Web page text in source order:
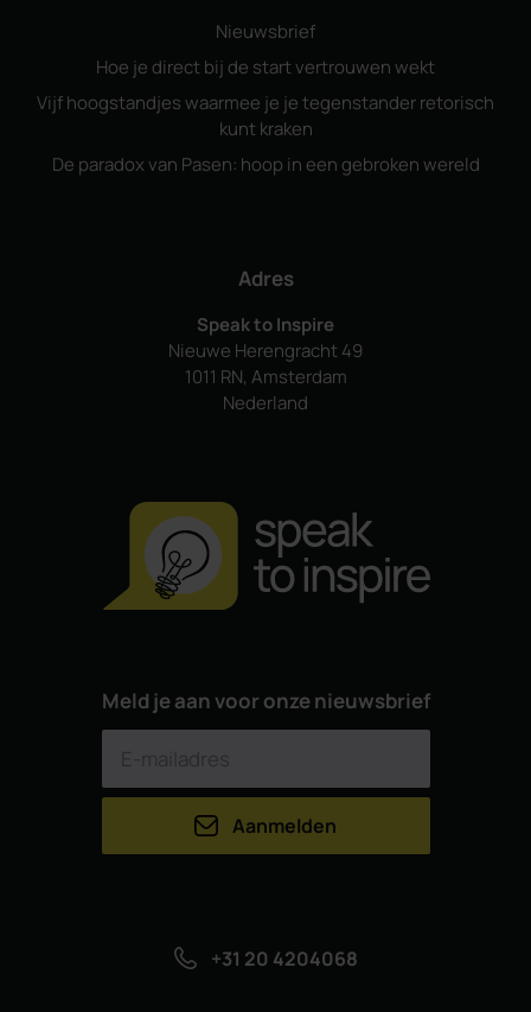
Nieuwsbrief
Hoe je direct bij de start vertrouwen wekt
Vijf hoogstandjes waarmee je je tegenstander retorisch
kunt kraken
De paradox van Pasen: hoop in een gebroken wereld
Adres
Speak to Inspire
Nieuwe Herengracht 49
1011 RN, Amsterdam
Nederland
Meld je aan voor onze nieuwsbrief
Aanmelden
+31 20 4204068